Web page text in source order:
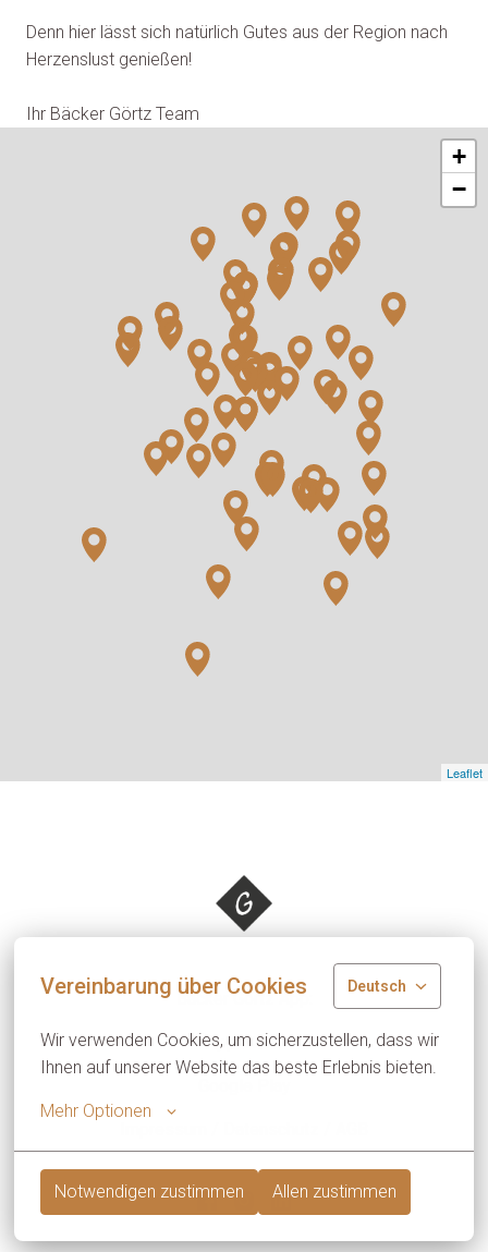
Vereinbarung über Cookies Deutsch
Wir verwenden Cookies, um sicherzustellen, dass wir
Ihnen auf unserer Website das beste Erlebnis bieten.
Mehr Optionen
Notwendigen zustimmen Allen zustimmen
Denn hier lässt sich natürlich Gutes aus der Region nach
Herzenslust genießen!
Ihr Bäcker Görtz Team
+
−
Leaflet
Startseite
Bäcker Görtz App:
App Store